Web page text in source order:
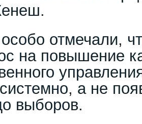
отмечали,
на повышение
а не
выборов.